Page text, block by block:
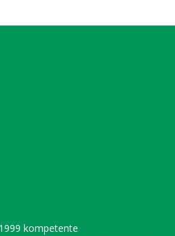
kompetente